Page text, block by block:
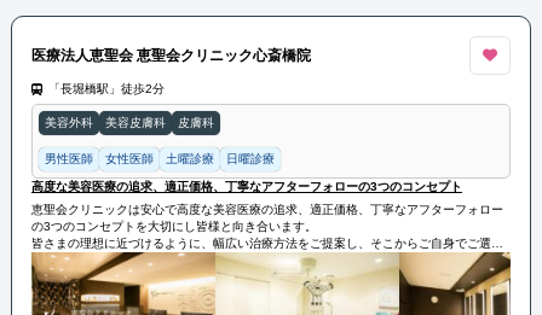
医療法人恵聖会 恵聖会クリニック心斎橋院
「長堀橋駅」徒歩2分
美容外科 美容皮膚科 皮膚科
男性医師 女性医師 土曜診療 日曜診療
高度な美容医療の追求、適正価格、丁寧なアフターフォローの3つのコンセプト
恵聖会クリニックは安心で高度な美容医療の追求、適正価格、丁寧なアフターフォロー
の3つのコンセプトを大切にし皆様と向き合います。
皆さまの理想に近づけるように、幅広い治療方法をご提案し、そこからご自身でご選択
していただくことが可能です。